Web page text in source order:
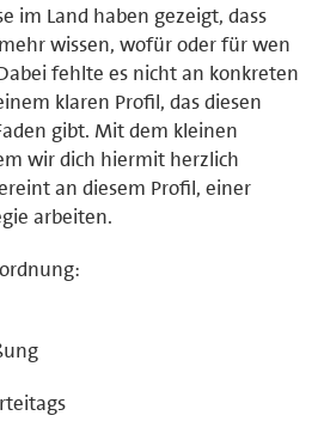
im Land haben gezeigt, dass
wissen, wofür oder für wen
fehlte es nicht an konkreten
klaren Profil, das diesen
gibt. Mit dem kleinen
wir dich hiermit herzlich
an diesem Profil, einer
arbeiten.